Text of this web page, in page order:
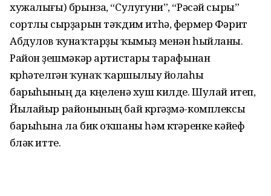
хужалығы) брынза, “Сулугуни”, “Рәсәй сыры”
сортлы сырҙарын тәҡдим итһә, фермер Фәрит
Абдулов ҡунаҡтарҙы ҡымыҙ менән һыйланы.
Район үҙешмәкәр артистары тарафынан
күрһәтелгән ҡунаҡ ҡаршылыу йолаһы
барыһының да күңеленә хуш килде. Шулай итеп,
Йылайыр районының бай күргәҙмә-комплексы
барыһына ла бик оҡшаны һәм күтәренке кәйеф
бүләк итте.